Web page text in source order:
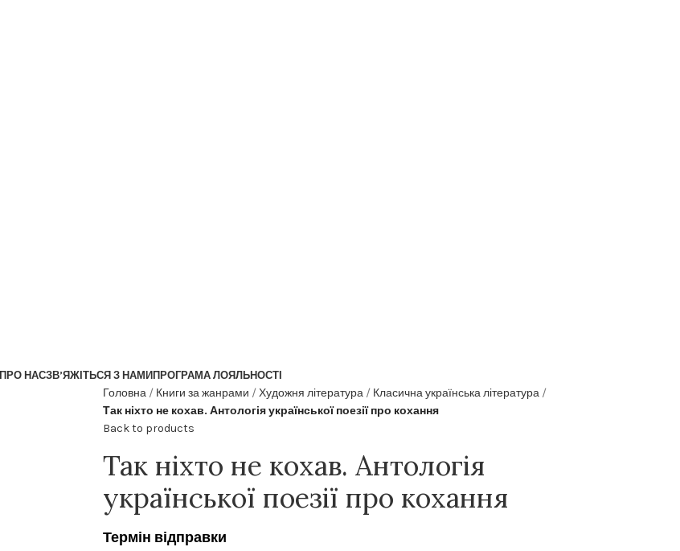
ПРО НАСЗВ’ЯЖІТЬСЯ З НАМИ ПРОГРАМА ЛОЯЛЬНОСТІ
Головна Книги за жанрами Художня література
Класична українська література
Так ніхто не кохав. Антологія української поезії про кохання
Back to products
Так ніхто не кохав. Антологія
української поезії про кохання
Термін відправки